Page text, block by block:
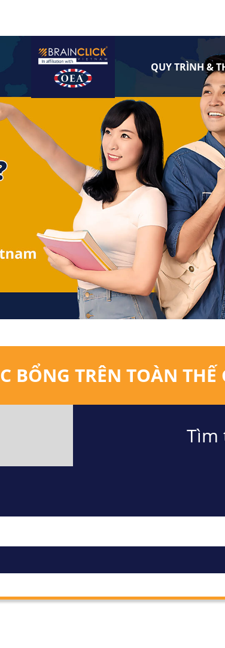
QUY TRÌNH &
BỔNG TRÊN TOÀN THẾ
Tìm